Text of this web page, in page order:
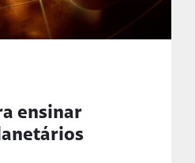
ensinar